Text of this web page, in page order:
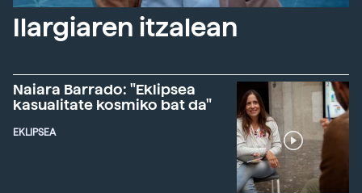
Ilargiaren itzalean
Naiara Barrado: "Eklipsea
kasualitate kosmiko bat da"
EKLIPSEA